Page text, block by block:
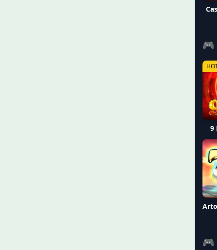
🎮
9
🎮